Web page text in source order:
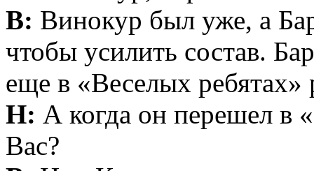
В: Винокур был уже, а
чтобы усилить состав.
еще в «Веселых ребятах»
Н: А когда он перешел в
Вас?